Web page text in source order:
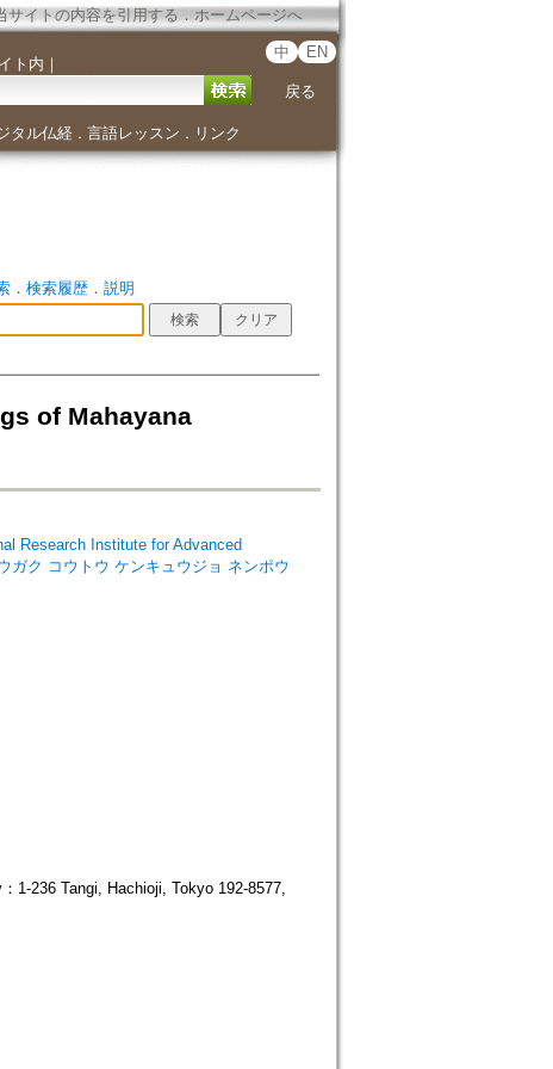
サイトの内容を引用する ． ホームページへ
ト内 ｜
中 EN
戻る
タル仏経． 言語レッスン ． リンク
． 検索履歴． 説明
of Mahayana
Research Institute for Advanced
ガク コウトウ ケンキュウジョ ネンポウ
1-236 Tangi, Hachioji, Tokyo 192-8577,